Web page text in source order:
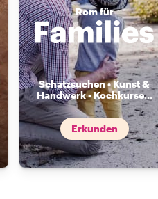
Rom für
Schatzsuchen • Kunst &
Handwerk • Kochkurse...
Erkunden